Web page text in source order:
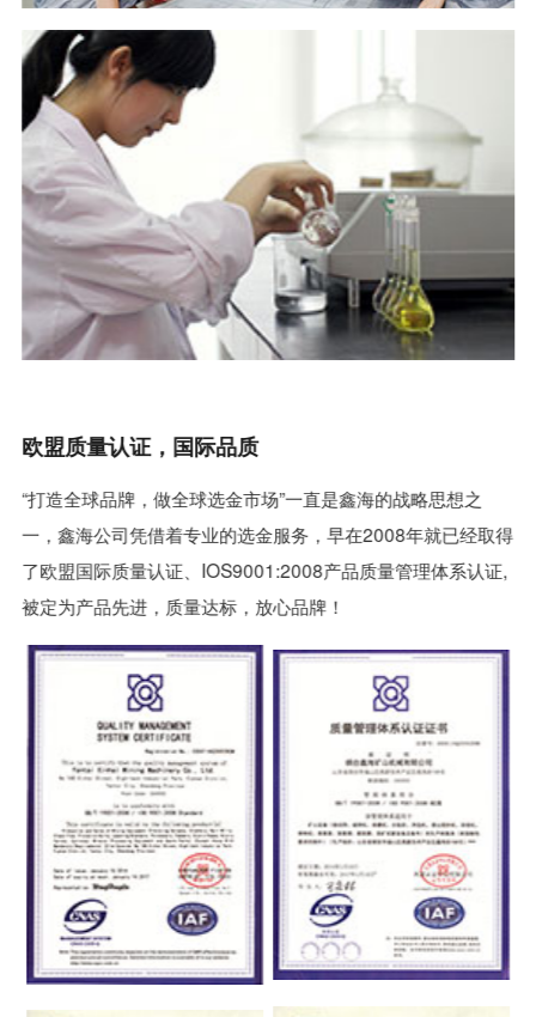
欧盟质量认证，国际品质
“打造全球品牌，做全球选金市场”一直是鑫海的战略思想之
一，鑫海公司凭借着专业的选金服务，早在2008年就已经取得
了欧盟国际质量认证、IOS9001:2008产品质量管理体系认证,
被定为产品先进，质量达标，放心品牌！